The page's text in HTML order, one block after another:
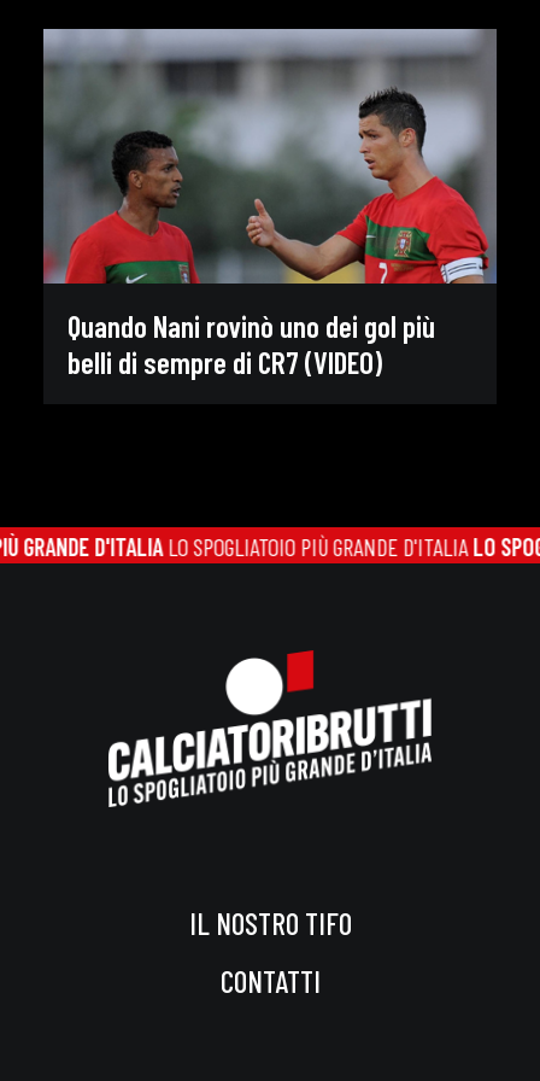
Quando Nani rovinò uno dei gol più
belli di sempre di CR7 (VIDEO)
D'ITALIALO SPOGLIATOIO PIÙ GRANDE D'ITALIALO
IL NOSTRO TIFO
CONTATTI